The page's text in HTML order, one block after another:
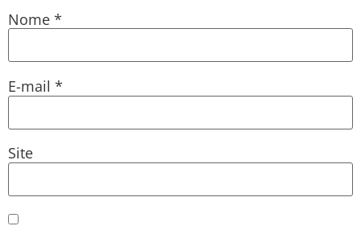
Nome *
E-mail *
Site